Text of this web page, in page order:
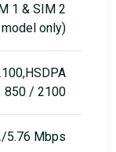
1 & SIM 2
only)
850 / 2100
5.76 Mbps